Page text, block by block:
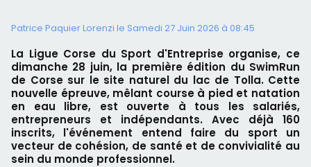
Patrice Paquier Lorenzi le Samedi 27 Juin 2026 à 08:45
La Ligue Corse du Sport d'Entreprise organise, ce
dimanche 28 juin, la première édition du SwimRun
de Corse sur le site naturel du lac de Tolla. Cette
nouvelle épreuve, mêlant course à pied et natation
en eau libre, est ouverte à tous les salariés,
entrepreneurs et indépendants. Avec déjà 160
inscrits, l'événement entend faire du sport un
vecteur de cohésion, de santé et de convivialité au
sein du monde professionnel.